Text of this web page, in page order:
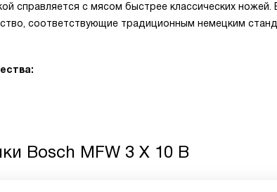
справляется с мясом быстрее классических
соответствующие традиционным немецким
Bosch MFW 3 X 10 B